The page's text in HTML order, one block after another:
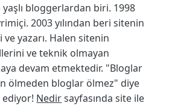
bloggerlardan biri. 1998
2003 yılından beri sitenin
yazarı. Halen sitenin
ve teknik olmayan
devam etmektedir. "Bloglar
ölmeden bloglar ölmez" diye
ediyor! Nedirsayfasında site ile